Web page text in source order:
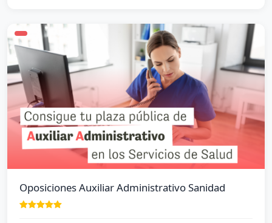
Oposiciones Auxiliar Administrativo Sanidad